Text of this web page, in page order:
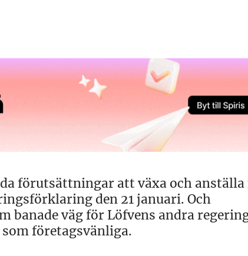
förutsättningar att växa och
den 21 januari. Och
banade väg för Löfvens andra
företagsvänliga.